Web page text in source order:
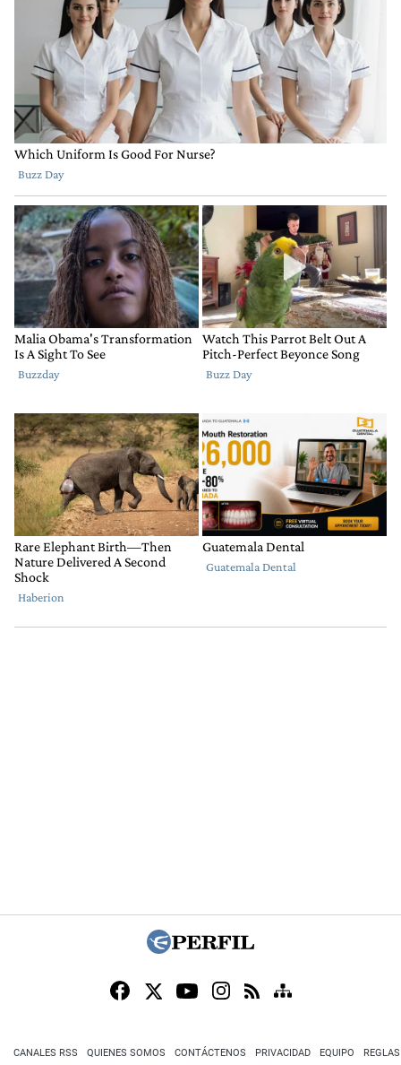
CANALES RSS QUIENES SOMOS CONTÁCTENOS PRIVACIDAD EQUIPO